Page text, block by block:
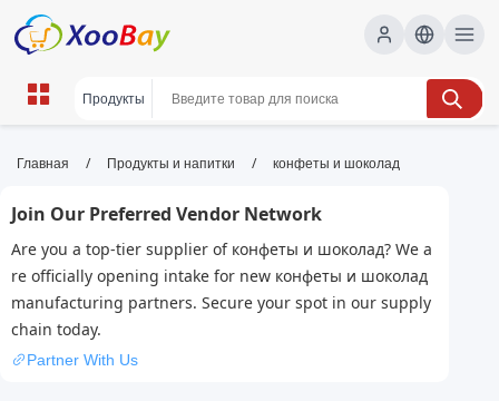
конфеты и шоколад | XOOBAY
конфеты, шоколад, десерт, wholesale конфеты
и шоколад, XOOBAY
Описание ассортимента конфет и шоколада: вкусы,
бренды, подарочные наборы и советы по выбору.
Главная / Продукты и напитки / конфеты и шоколад
Join Our Preferred Vendor Network
Are you a top-tier supplier of конфеты и шоколад? We a
re officially opening intake for new конфеты и шоколад
manufacturing partners. Secure your spot in our supply
chain today.
Partner With Us